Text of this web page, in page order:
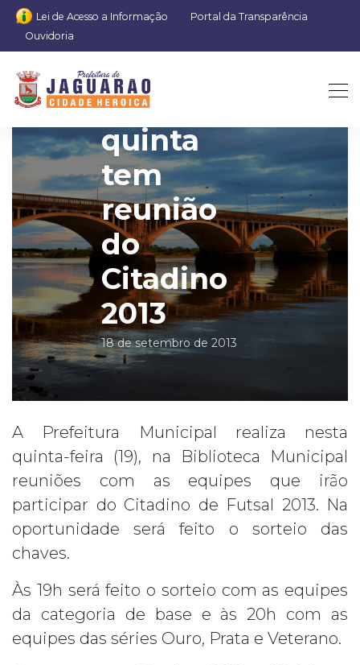
Lei de Acesso a Informação
Portal da Transparência
Ouvidoria
Nesta
quinta
tem
reunião
do
Citadino
2013
18 de setembro de 2013
A Prefeitura Municipal realiza nesta
quinta-feira (19), na Biblioteca Municipal
reuniões com as equipes que irão
participar do Citadino de Futsal 2013. Na
oportunidade será feito o sorteio das
chaves.
Às 19h será feito o sorteio com as equipes
da categoria de base e às 20h com as
equipes das séries Ouro, Prata e Veterano.